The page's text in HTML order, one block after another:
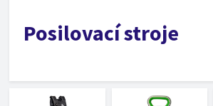
Posilovací stroje